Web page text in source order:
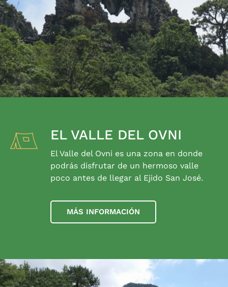
EL VALLE DEL OVNI
El Valle del Ovni es una zona en donde
podrás disfrutar de un hermoso valle
poco antes de llegar al Ejido San José.
MÁS INFORMACIÓN